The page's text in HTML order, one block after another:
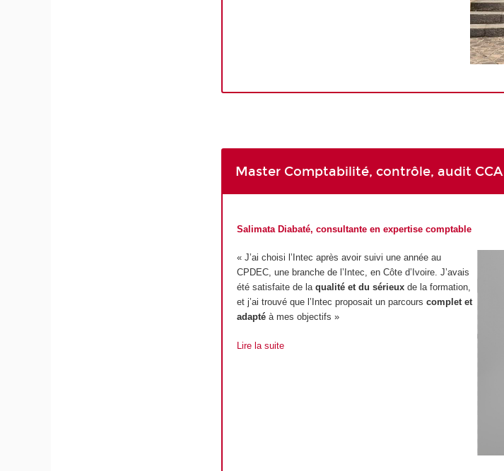
Master Comptabilité, contrôle, audit CCA
Salimata Diabaté, consultante en expertise comptable
« J’ai choisi l’Intec après avoir suivi une année au
CPDEC, une branche de l’Intec, en Côte d’Ivoire. J’avais
été satisfaite de laqualité et du sérieux de la formation,
et j’ai trouvé que l’Intec proposait un parcours complet et
adaptéà mes objectifs »
Lire la suite